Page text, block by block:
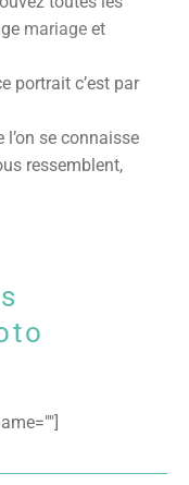
mariage et
portrait c’est par
se connaisse
ressemblent,